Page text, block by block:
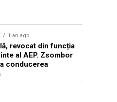
1 an ago
revocat din funcția
al AEP. Zsombor
conducerea